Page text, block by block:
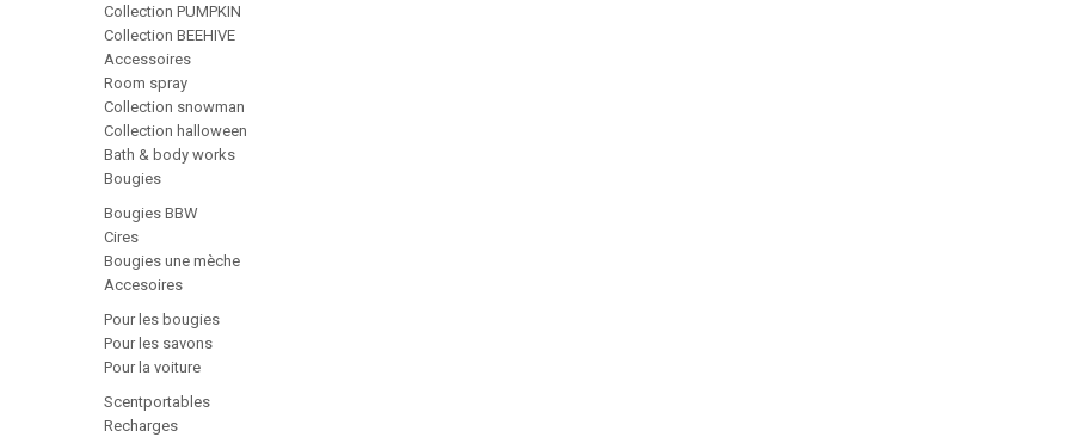
Collection PUMPKIN
Collection BEEHIVE
Accessoires
Room spray
Collection snowman
Collection halloween
Bath & body works
Bougies
Bougies BBW
Cires
Bougies une mèche
Accesoires
Pour les bougies
Pour les savons
Pour la voiture
Scentportables
Recharges